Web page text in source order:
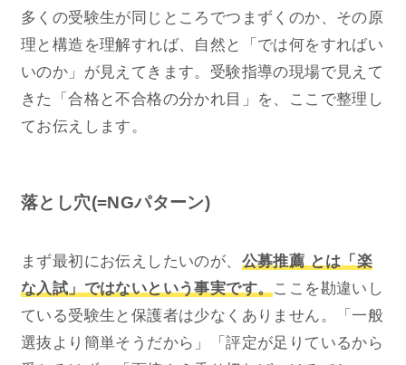
多くの受験生が同じところでつまずくのか、その原
理と構造を理解すれば、自然と「では何をすればい
いのか」が見えてきます。受験指導の現場で見えて
きた「合格と不合格の分かれ目」を、ここで整理し
てお伝えします。
落とし穴(=NGパターン)
まず最初にお伝えしたいのが、 公募推薦 とは「楽
な入試」ではないという事実です。ここを勘違いし
ている受験生と保護者は少なくありません。「一般
選抜より簡単そうだから」「評定が足りているから